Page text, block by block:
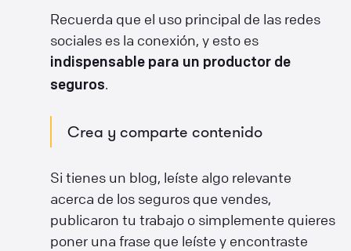
Recuerda que el uso principal de las redes
sociales es la conexión, y esto es
indispensable para un productor de
seguros.
Crea y comparte contenido
Si tienes un blog, leíste algo relevante
acerca de los seguros que vendes,
publicaron tu trabajo o simplemente quieres
poner una frase que leíste y encontraste